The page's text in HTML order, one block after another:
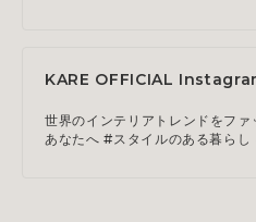
KARE OFFICIAL
世界のインテリアトレンドをフ
あなたへ #スタイルのある暮らし